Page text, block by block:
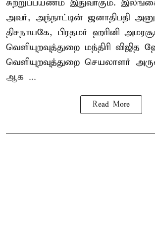
சுற்றுப்பயணம் இதுவாகும்.
அவர், அந்நாட்டின் ஜனாதிபதி
திசநாயகே, பிரதமர் ஹரினி
வெளியுறவுத்துறை மந்திரி விஜித
வெளியுறவுத்துறை செயலாளர்
ஆக ...
Read More